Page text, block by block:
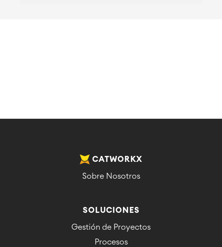
CATWORKX
Sobre Nosotros
SOLUCIONES
Gestión de Proyectos
Procesos